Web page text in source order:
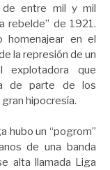
de entre mil y mil
rebelde” de 1921.
homenajear en el
la represión de un
explotadora que
de parte de los
hipocresía.
hubo un “pogrom”
de una banda
alta llamada Liga